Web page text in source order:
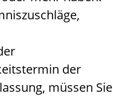
stermin der
ssung, müssen Sie